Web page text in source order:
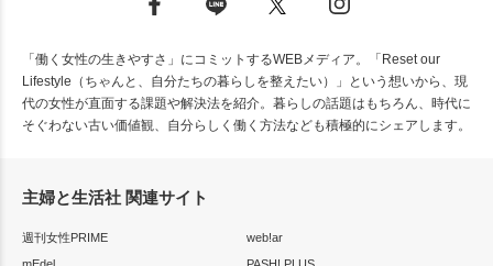
「働く女性の生きやすさ」にコミットするWEBメディア。「Reset our
Lifestyle（ちゃんと、自分たちの暮らしを整えたい）」という想いから、現
代の女性が直面する課題や解決法を紹介。暮らしの話題はもちろん、時代に
そぐわない古い価値観、自分らしく働く方法なども積極的にシェアします。
主婦と生活社 関連サイト
週刊女性PRIME
web!ar